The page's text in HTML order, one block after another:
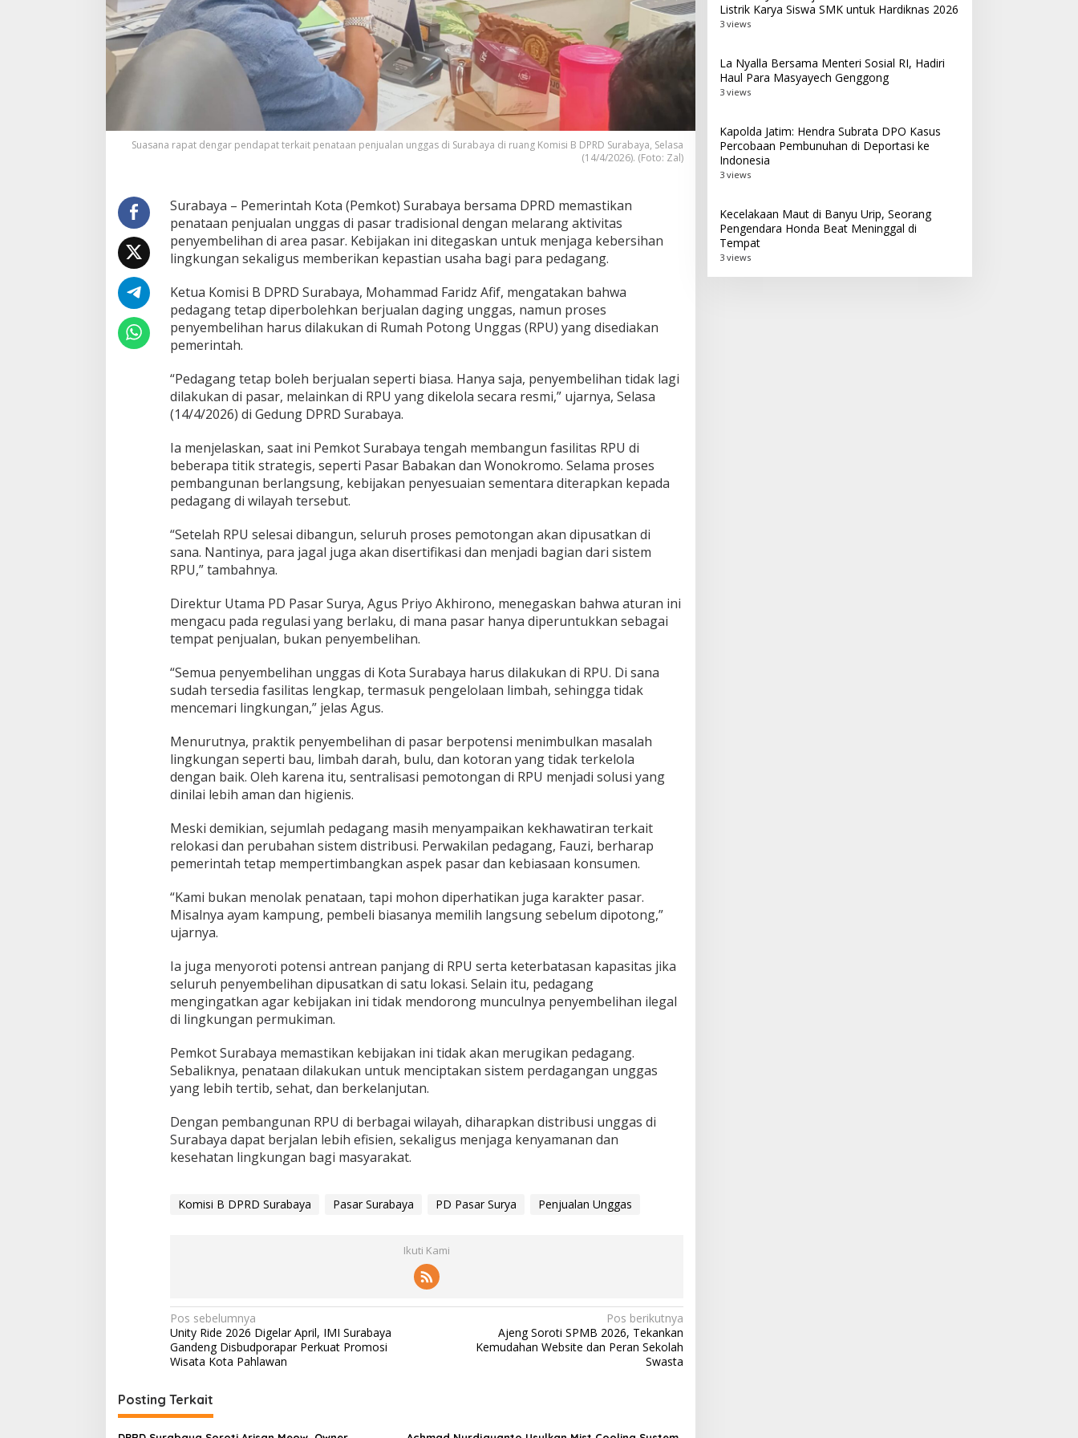
D
-
P
m
k
g
a
n
L
a
r
n
g
a
n
y
e
e
l
i
h
n
d
i
P
s
r
Suasana rapat dengar pendapat terkait penataan penjualan unggas di Surabaya di ruang Komisi B DPRD Surabaya, Selasa
(14/4/2026). (Foto: Zal)
Surabaya – Pemerintah Kota (Pemkot) Surabaya bersama DPRD memastikan
penataan penjualan unggas di pasar tradisional dengan melarang aktivitas
penyembelihan di area pasar. Kebijakan ini ditegaskan untuk menjaga kebersihan
lingkungan sekaligus memberikan kepastian usaha bagi para pedagang.
Ketua Komisi B DPRD Surabaya, Mohammad Faridz Afif, mengatakan bahwa
pedagang tetap diperbolehkan berjualan daging unggas, namun proses
penyembelihan harus dilakukan di Rumah Potong Unggas (RPU) yang disediakan
pemerintah.
“Pedagang tetap boleh berjualan seperti biasa. Hanya saja, penyembelihan tidak lagi
dilakukan di pasar, melainkan di RPU yang dikelola secara resmi,” ujarnya, Selasa
(14/4/2026) di Gedung DPRD Surabaya.
Ia menjelaskan, saat ini Pemkot Surabaya tengah membangun fasilitas RPU di
beberapa titik strategis, seperti Pasar Babakan dan Wonokromo. Selama proses
pembangunan berlangsung, kebijakan penyesuaian sementara diterapkan kepada
pedagang di wilayah tersebut.
“Setelah RPU selesai dibangun, seluruh proses pemotongan akan dipusatkan di
sana. Nantinya, para jagal juga akan disertifikasi dan menjadi bagian dari sistem
RPU,” tambahnya.
Direktur Utama PD Pasar Surya, Agus Priyo Akhirono, menegaskan bahwa aturan ini
mengacu pada regulasi yang berlaku, di mana pasar hanya diperuntukkan sebagai
tempat penjualan, bukan penyembelihan.
“Semua penyembelihan unggas di Kota Surabaya harus dilakukan di RPU. Di sana
sudah tersedia fasilitas lengkap, termasuk pengelolaan limbah, sehingga tidak
mencemari lingkungan,” jelas Agus.
Menurutnya, praktik penyembelihan di pasar berpotensi menimbulkan masalah
lingkungan seperti bau, limbah darah, bulu, dan kotoran yang tidak terkelola
dengan baik. Oleh karena itu, sentralisasi pemotongan di RPU menjadi solusi yang
dinilai lebih aman dan higienis.
Meski demikian, sejumlah pedagang masih menyampaikan kekhawatiran terkait
relokasi dan perubahan sistem distribusi. Perwakilan pedagang, Fauzi, berharap
pemerintah tetap mempertimbangkan aspek pasar dan kebiasaan konsumen.
“Kami bukan menolak penataan, tapi mohon diperhatikan juga karakter pasar.
Misalnya ayam kampung, pembeli biasanya memilih langsung sebelum dipotong,”
ujarnya.
Ia juga menyoroti potensi antrean panjang di RPU serta keterbatasan kapasitas jika
seluruh penyembelihan dipusatkan di satu lokasi. Selain itu, pedagang
mengingatkan agar kebijakan ini tidak mendorong munculnya penyembelihan ilegal
di lingkungan permukiman.
Pemkot Surabaya memastikan kebijakan ini tidak akan merugikan pedagang.
Sebaliknya, penataan dilakukan untuk menciptakan sistem perdagangan unggas
yang lebih tertib, sehat, dan berkelanjutan.
Dengan pembangunan RPU di berbagai wilayah, diharapkan distribusi unggas di
Surabaya dapat berjalan lebih efisien, sekaligus menjaga kenyamanan dan
kesehatan lingkungan bagi masyarakat.
Komisi B DPRD Surabaya Pasar Surabaya PD Pasar Surya Penjualan Unggas
Ikuti Kami
N
a
v
i
g
Pos sebelumnya
Unity Ride 2026 Digelar April, IMI Surabaya
Gandeng Disbudporapar Perkuat Promosi
Wisata Kota Pahlawan
Pos berikutnya
Ajeng Soroti SPMB 2026, Tekankan
Kemudahan Website dan Peran Sekolah
Swasta
Posting Terkait
Listrik Karya Siswa SMK untuk Hardiknas 2026
3 views
La Nyalla Bersama Menteri Sosial RI, Hadiri
Haul Para Masyayech Genggong
3 views
Kapolda Jatim: Hendra Subrata DPO Kasus
Percobaan Pembunuhan di Deportasi ke
Indonesia
3 views
Kecelakaan Maut di Banyu Urip, Seorang
Pengendara Honda Beat Meninggal di
Tempat
3 views